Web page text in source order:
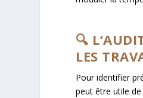
🔍
LES
Pour identifier
peut être utile de